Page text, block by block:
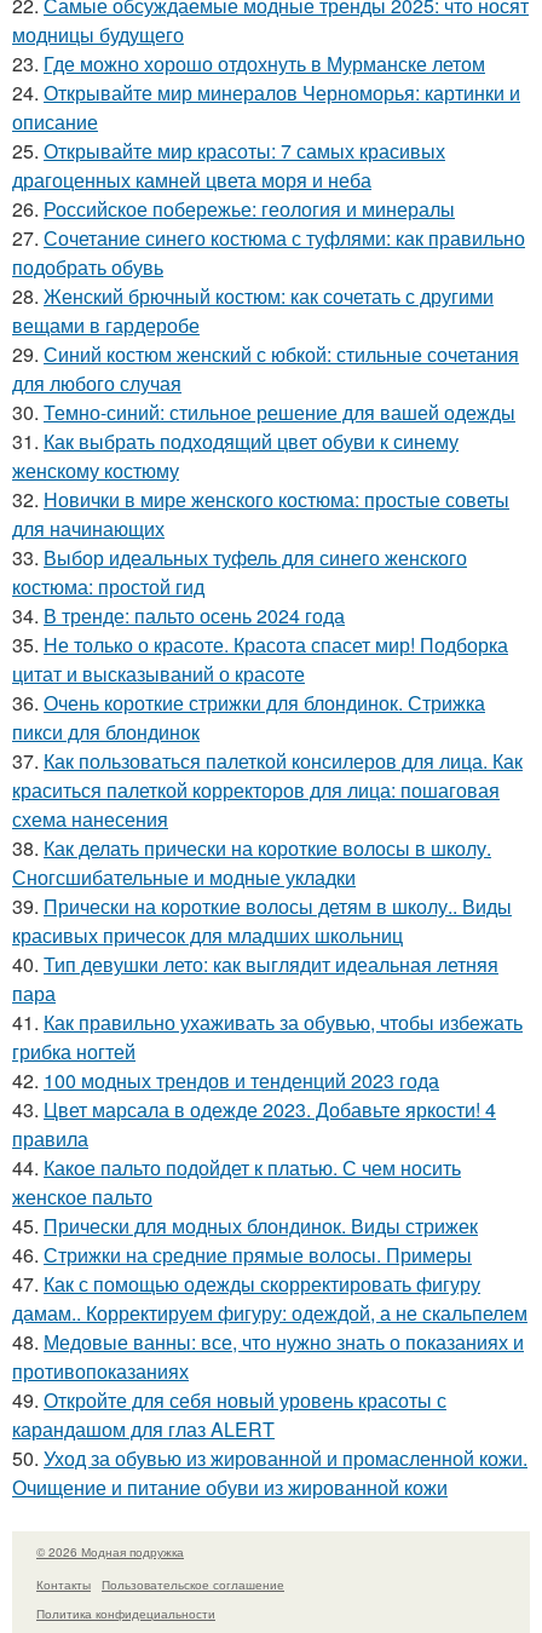
модницы будущего
23. Где можно хорошо отдохнуть в Мурманске летом
24. Открывайте мир минералов Черноморья: картинки и
описание
25. Открывайте мир красоты: 7 самых красивых
драгоценных камней цвета моря и неба
26. Российское побережье: геология и минералы
27. Сочетание синего костюма с туфлями: как правильно
подобрать обувь
28. Женский брючный костюм: как сочетать с другими
вещами в гардеробе
29. Синий костюм женский с юбкой: стильные сочетания
для любого случая
30. Темно-синий: стильное решение для вашей одежды
31. Как выбрать подходящий цвет обуви к синему
женскому костюму
32. Новички в мире женского костюма: простые советы
для начинающих
33. Выбор идеальных туфель для синего женского
костюма: простой гид
34. В тренде: пальто осень 2024 года
35. Не только о красоте. Красота спасет мир! Подборка
цитат и высказываний о красоте
36. Очень короткие стрижки для блондинок. Стрижка
пикси для блондинок
37. Как пользоваться палеткой консилеров для лица. Как
краситься палеткой корректоров для лица: пошаговая
схема нанесения
38. Как делать прически на короткие волосы в школу.
Сногсшибательные и модные укладки
39. Прически на короткие волосы детям в школу.. Виды
красивых причесок для младших школьниц
40. Тип девушки лето: как выглядит идеальная летняя
пара
41. Как правильно ухаживать за обувью, чтобы избежать
грибка ногтей
42. 100 модных трендов и тенденций 2023 года
43. Цвет марсала в одежде 2023. Добавьте яркости! 4
правила
44. Какое пальто подойдет к платью. С чем носить
женское пальто
45. Прически для модных блондинок. Виды стрижек
46. Стрижки на средние прямые волосы. Примеры
47. Как с помощью одежды скорректировать фигуру
дамам.. Корректируем фигуру: одеждой, а не скальпелем
48. Медовые ванны: все, что нужно знать о показаниях и
противопоказаниях
49. Откройте для себя новый уровень красоты с
карандашом для глаз ALERT
50. Уход за обувью из жированной и промасленной кожи.
Очищение и питание обуви из жированной кожи
© 2026 Модная подружка
Контакты
Пользовательское соглашение
Политика конфидециальности